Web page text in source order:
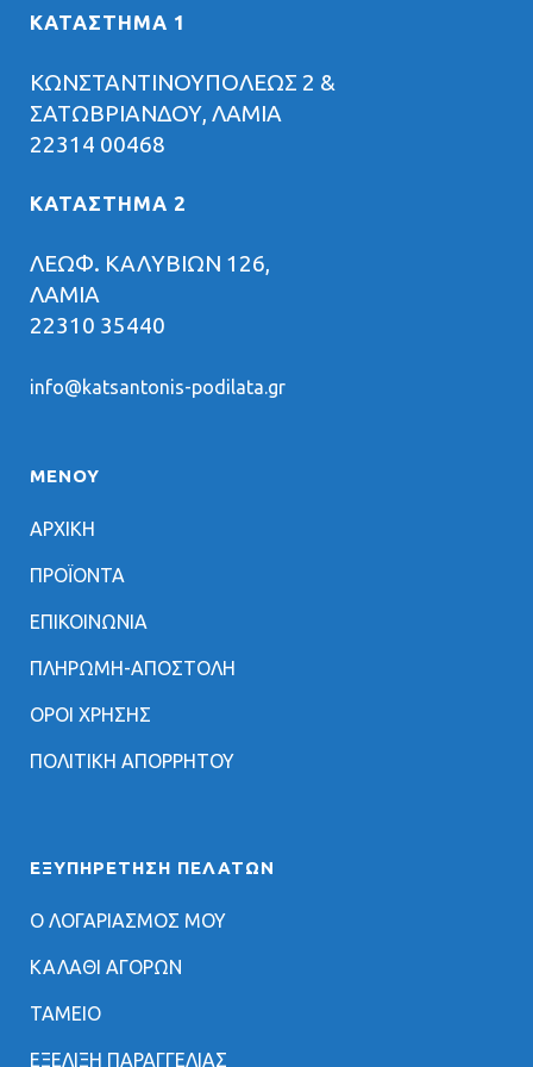
ΚΑΤΑΣΤΗΜΑ 1
ΚΩΝΣΤΑΝΤΙΝΟΥΠΟΛΕΩΣ 2 &
ΣΑΤΩΒΡΙΑΝΔΟΥ, ΛΑΜΙΑ
22314 00468
ΚΑΤΑΣΤΗΜΑ 2
ΛΕΩΦ. ΚΑΛΥΒΙΩΝ 126,
ΛΑΜΙΑ
22310 35440
info@katsantonis-podilata.gr
ΜΕΝΟΥ
ΑΡΧΙΚΗ
ΠΡΟΪΟΝΤΑ
ΕΠΙΚΟΙΝΩΝΙΑ
ΠΛΗΡΩΜΗ-ΑΠΟΣΤΟΛΗ
ΟΡΟΙ ΧΡΗΣΗΣ
ΠΟΛΙΤΙΚΗ ΑΠΟΡΡΗΤΟΥ
ΕΞΥΠΗΡΈΤΗΣΗ ΠΕΛΑΤΏΝ
Ο ΛΟΓΑΡΙΑΣΜΟΣ ΜΟΥ
ΚΑΛΑΘΙ ΑΓΟΡΩΝ
ΤΑΜΕΙΟ
ΕΞΕΛΙΞΗ ΠΑΡΑΓΓΕΛΙΑΣ